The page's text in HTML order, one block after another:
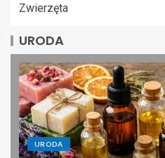
Zwierzęta
URODA
URODA